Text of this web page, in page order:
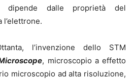
dipende dalle proprietà del
l’elettrone.
l’invenzione dello STM
, microscopio a effetto
microscopio ad alta risoluzione,